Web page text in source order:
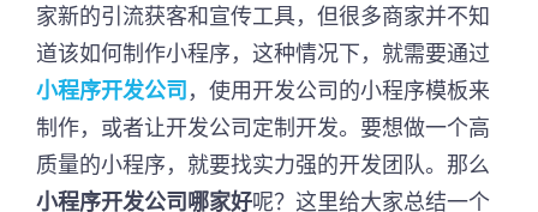
家新的引流获客和宣传工具，但很多商家并不知
道该如何制作小程序，这种情况下，就需要通过
小程序开发公司，使用开发公司的小程序模板来
制作，或者让开发公司定制开发。要想做一个高
质量的小程序，就要找实力强的开发团队。那么
小程序开发公司哪家好呢？这里给大家总结一个